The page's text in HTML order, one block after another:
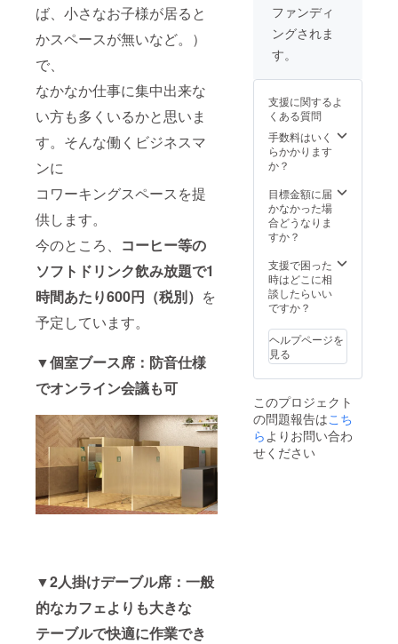
ば、小さなお子様が居ると
かスペースが無いなど。）
で、
なかなか仕事に集中出来な
い方も多くいるかと思いま
す。そんな働くビジネスマ
ンに
コワーキングスペースを提
供します。
今のところ、 コーヒー等の
ソフトドリンク飲み放題で1
時間あたり600円（税別） を
予定しています。
▼個室ブース席：防音仕様
でオンライン会議も可
▼2人掛けデーブル席：一般
的なカフェよりも大きな
テーブルで快適に作業でき
ファンディ
ングされま
す。
支援に関するよ
くある質問
手数料はいく
らかかります
か？
目標金額に届
かなかった場
合どうなりま
すか？
支援で困った
時はどこに相
談したらいい
ですか？
ヘルプページを
見る
このプロジェクト
の問題報告はこち
ら よりお問い合わ
せください